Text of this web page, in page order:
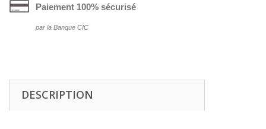
Paiement 100% sécurisé
par la Banque CIC
DESCRIPTION